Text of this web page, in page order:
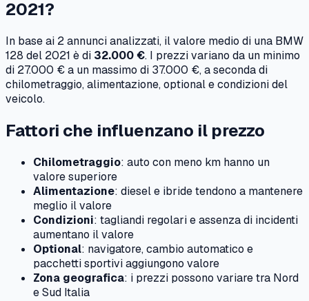
2021?
In base ai 2annunci analizzati, il valore medio di una BMW
128 del 2021 è di 32.000 €. I prezzi variano da un minimo
di 27.000 €a un massimo di 37.000 €, a seconda di
chilometraggio, alimentazione, optional e condizioni del
veicolo.
Fattori che influenzano il prezzo
Chilometraggio: auto con meno km hanno un
valore superiore
Alimentazione: diesel e ibride tendono a mantenere
meglio il valore
Condizioni: tagliandi regolari e assenza di incidenti
aumentano il valore
Optional: navigatore, cambio automatico e
pacchetti sportivi aggiungono valore
Zona geografica: i prezzi possono variare tra Nord
e Sud Italia